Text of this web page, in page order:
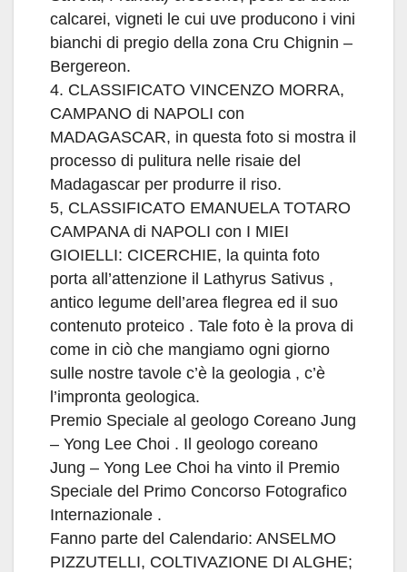
calcarei, vigneti le cui uve producono i vini
bianchi di pregio della zona Cru Chignin –
Bergereon.
4. CLASSIFICATO VINCENZO MORRA,
CAMPANO di NAPOLI con
MADAGASCAR, in questa foto si mostra il
processo di pulitura nelle risaie del
Madagascar per produrre il riso.
5, CLASSIFICATO EMANUELA TOTARO
CAMPANA di NAPOLI con I MIEI
GIOIELLI: CICERCHIE, la quinta foto
porta all’attenzione il Lathyrus Sativus ,
antico legume dell’area flegrea ed il suo
contenuto proteico . Tale foto è la prova di
come in ciò che mangiamo ogni giorno
sulle nostre tavole c’è la geologia , c’è
l’impronta geologica.
Premio Speciale al geologo Coreano Jung
– Yong Lee Choi . Il geologo coreano
Jung – Yong Lee Choi ha vinto il Premio
Speciale del Primo Concorso Fotografico
Internazionale .
Fanno parte del Calendario: ANSELMO
PIZZUTELLI, COLTIVAZIONE DI ALGHE;